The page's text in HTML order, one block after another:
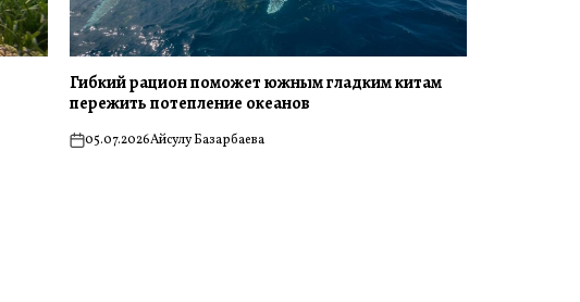
Гибкий рацион поможет южным гладким китам
пережить потепление океанов
on05.07.2026Айсулу Базарбаева